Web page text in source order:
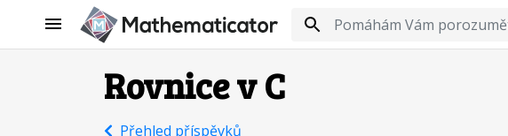
Rovnice v C
Přehled příspěvků